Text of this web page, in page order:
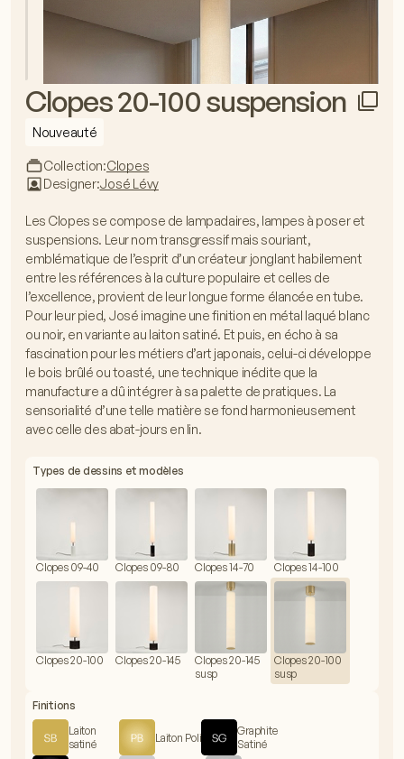
Clopes 20-100 suspension
Nouveauté
Collection:Clopes
Designer:José Lévy
Les Clopes se compose de lampadaires, lampes à poser et
suspensions. Leur nom transgressif mais souriant,
emblématique de l’esprit d’un créateur jonglant habilement
entre les références à la culture populaire et celles de
l’excellence, provient de leur longue forme élancée en tube.
Pour leur pied, José imagine une finition en métal laqué blanc
ou noir, en variante au laiton satiné. Et puis, en écho à sa
fascination pour les métiers d’art japonais, celui-ci développe
le bois brûlé ou toasté, une technique inédite que la
manufacture a dû intégrer à sa palette de pratiques. La
sensorialité d’une telle matière se fond harmonieusement
avec celle des abat-jours en lin.
Types de dessins et modèles
Clopes 09-40 Clopes 09-80 Clopes 14-70 Clopes 14-100
Clopes 20-100 Clopes 20-145
Clopes 20-145
susp
Clopes 20-100
susp
Finitions
Laiton
satiné
Laiton Poli
Graphite
Satiné